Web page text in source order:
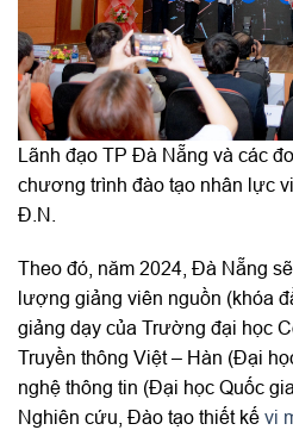
Lãnh đạo TP Đà Nẵng và các
chương trình đào tạo nhân lực
Đ.N.
Theo đó, năm 2024, Đà Nẵng
lượng giảng viên nguồn (khóa
giảng dạy của Trường đại học
Truyền thông Việt – Hàn (Đại
nghệ thông tin (Đại học Quốc
Nghiên cứu, Đào tạo thiết kế vi